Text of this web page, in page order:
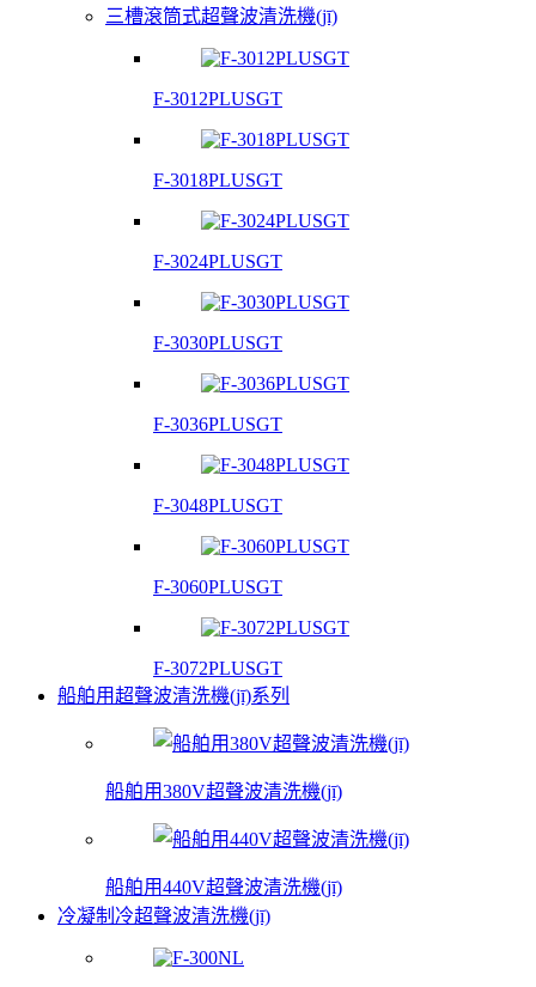
三槽滾筒式超聲波清洗機(jī)
F-3012PLUSGT
F-3018PLUSGT
F-3024PLUSGT
F-3030PLUSGT
F-3036PLUSGT
F-3048PLUSGT
F-3060PLUSGT
F-3072PLUSGT
船舶用超聲波清洗機(jī)系列
船舶用380V超聲波清洗機(jī)
船舶用440V超聲波清洗機(jī)
冷凝制冷超聲波清洗機(jī)